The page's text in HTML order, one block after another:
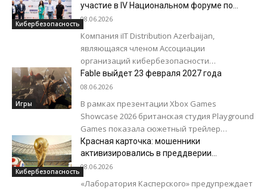
собрало партнеров дистрибьютора для...
Кибербезопасность
участие в IV Национальном форуме по
кибербезопасности
08.06.2026
Компания iIT Distribution Azerbaijan,
являющаяся членом Ассоциации
организаций кибербезопасности
Азербайджана (АКТА) и Золотым спонсором
мероприятия, успешно приняла участие в IV
Национальном форуме по
кибербезопасности,...
Игры
Fable выйдет 23 февраля 2027 года
08.06.2026
В рамках презентации Xbox Games
Showcase 2026 британская студия Playground
Games показала сюжетный трейлер
фэнтезийной RPG Fable. В ролике была
названа точная дата релиза...
Кибербезопасность
Красная карточка: мошенники
активизировались в преддверии
Чемпионата мира по футболу
08.06.2026
«Лаборатория Касперского» предупреждает